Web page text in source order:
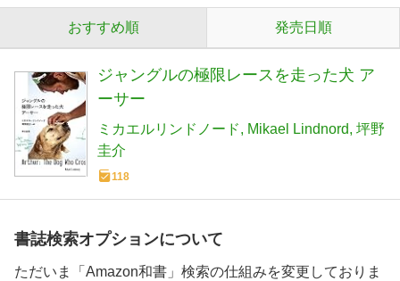
おすすめ順 発売日順
ジャングルの極限レースを走った犬 ア
ーサー
ミカエルリンドノード Mikael Lindnord 坪野
圭介
118
書誌検索オプションについて
ただいま「Amazon和書」検索の仕組みを変更しておりま